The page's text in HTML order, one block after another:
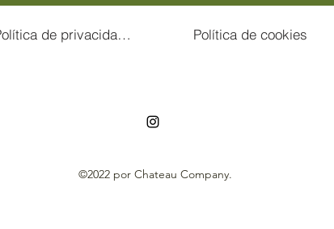
696729511
Política de privacidade Política de cookies
©2022 por Chateau Company.